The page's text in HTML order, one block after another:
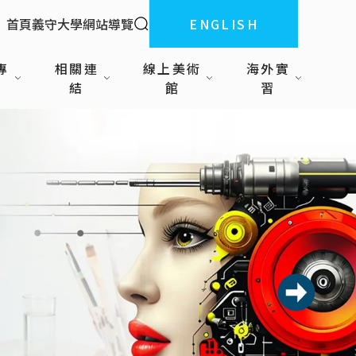
:::
首頁義守大學網站導覽 全站搜索ENGLISH
相關連
結
線上美術
館
海外實
習
下一則